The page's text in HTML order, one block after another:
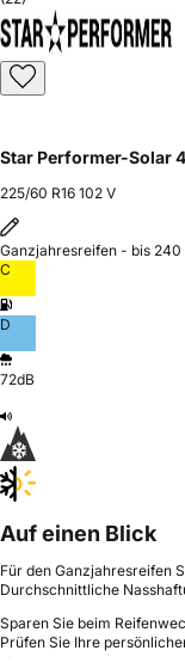
Star Performer-Solar
225/60 R16 102 V
Ganzjahresreifen - bis
C
D
72dB
Auf einen Blick
Für den Ganzjahresreifen
Durchschnittliche
Sparen Sie beim
Prüfen Sie Ihre